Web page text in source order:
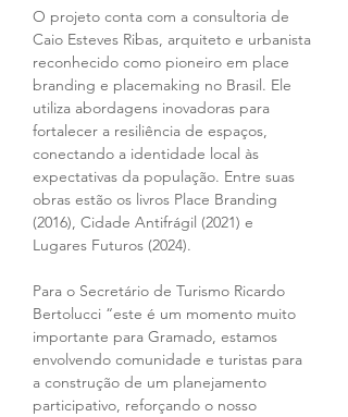
O projeto conta com a consultoria de
Caio Esteves Ribas, arquiteto e urbanista
reconhecido como pioneiro em place
branding e placemaking no Brasil. Ele
utiliza abordagens inovadoras para
fortalecer a resiliência de espaços,
conectando a identidade local às
expectativas da população. Entre suas
obras estão os livros Place Branding
(2016), Cidade Antifrágil (2021) e
Lugares Futuros (2024).
Para o Secretário de Turismo Ricardo
Bertolucci “este é um momento muito
importante para Gramado, estamos
envolvendo comunidade e turistas para
a construção de um planejamento
participativo, reforçando o nosso